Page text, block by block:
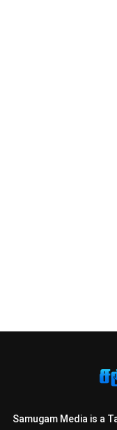
Samugam Media is a